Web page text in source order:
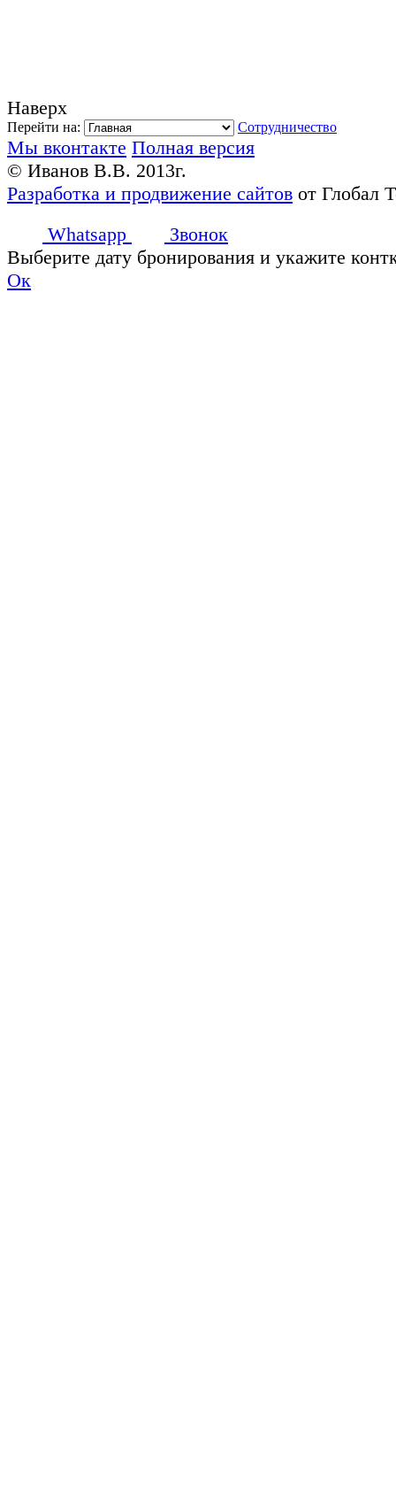
Наверх
Перейти на: Сотрудничество
Мы вконтакте Полная версия
© Иванов В.В. 2013г.
Разработка и продвижение сайтов от Глобал
Whatsapp
Звонок
Выберите дату бронирования и укажите
Ок